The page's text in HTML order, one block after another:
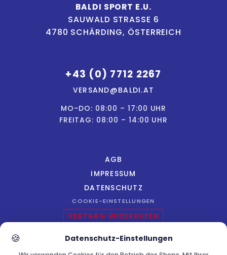
BALDI SPORT E.U.
SAUWALD STRASSE 6
4780 SCHÄRDING, ÖSTERREICH
+43 (0) 7712 2267
VERSAND@BALDI.AT
MO–DO: 08:00 – 17:00 UHR
FREITAG: 08:00 – 14:00 UHR
AGB
IMPRESSUM
DATENSCHUTZ
COOKIE-EINSTELLUNGEN
VERTRAG WIDERRUFEN
🍪 Datenschutz-Einstellungen